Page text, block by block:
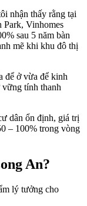
nhận thấy rằng tại
Park, Vinhomes
sau 5 năm bàn
mẽ khi khu đô thị
để ở vừa để kinh
vững tính thanh
dân ổn định, giá trị
– 100% trong vòng
An?
lý tưởng cho